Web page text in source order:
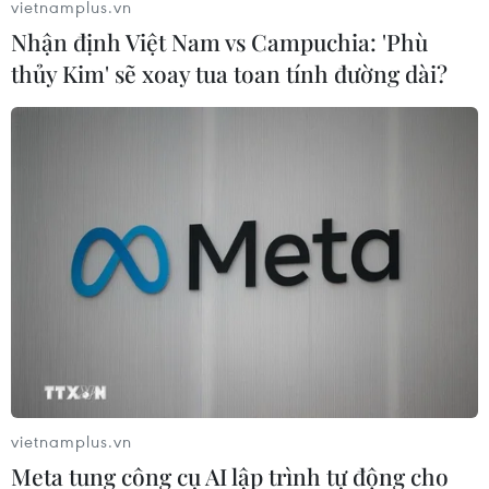
được nghề của cha ông với khoảng 30 người
trực tiếp tham gia vào hoạt động làm tranh. Việc
bảo vệ, phát triển nghề làm tranh dân gian
Đông Hồ là cần thiết, cấp bách đối với các cơ
vietnamplus.vn
Nhận định Việt Nam vs Campuchia: 'Phù
thủy Kim' sẽ xoay tua toan tính đường dài?
vietnamplus.vn
Meta tung công cụ AI lập trình tự động cho